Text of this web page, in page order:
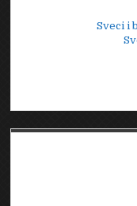
Sveci i